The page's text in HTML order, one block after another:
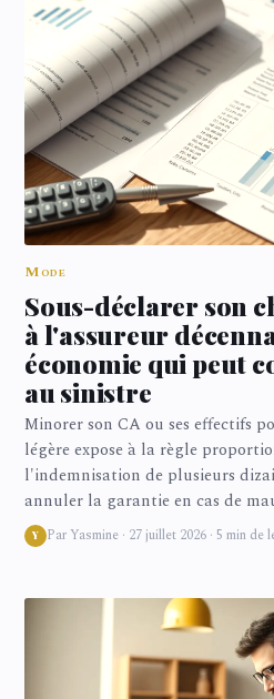
Mode
Sous-déclarer son
à l'assureur
économie qui peut
au sinistre
Minorer son CA ou ses effectifs
légère expose à la règle
l'indemnisation de plusieurs
annuler la garantie en cas de
Y Par Yasmine · 27 juillet 2026 · 5 min de